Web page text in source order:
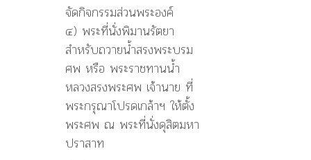
จัดกิจกรรมส่วนพระองค์
๔) พระที่นั่งพิมานรัตยา
สำหรับถวายน้ำสรงพระบรม
ศพ หรือ พระราชทานน้ำ
หลวงสรงพระศพ เจ้านาย ที่
พระกรุณาโปรดเกล้าฯ ให้ตั้ง
พระศพ ณ พระที่นั่งดุสิตมหา
ปราสาท